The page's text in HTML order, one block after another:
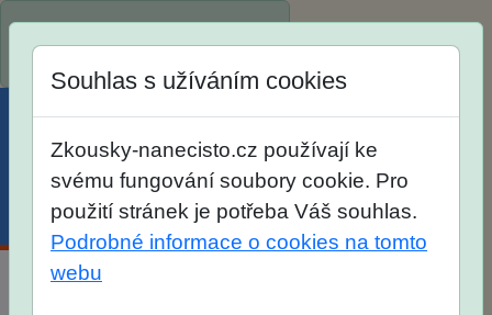
Menu Účet Košík
Souhlas s užíváním cookies
Zkousky-nanecisto.cz používají ke
svému fungování soubory cookie. Pro
použití stránek je potřeba Váš souhlas.
Podrobné informace o cookies na tomto
webu